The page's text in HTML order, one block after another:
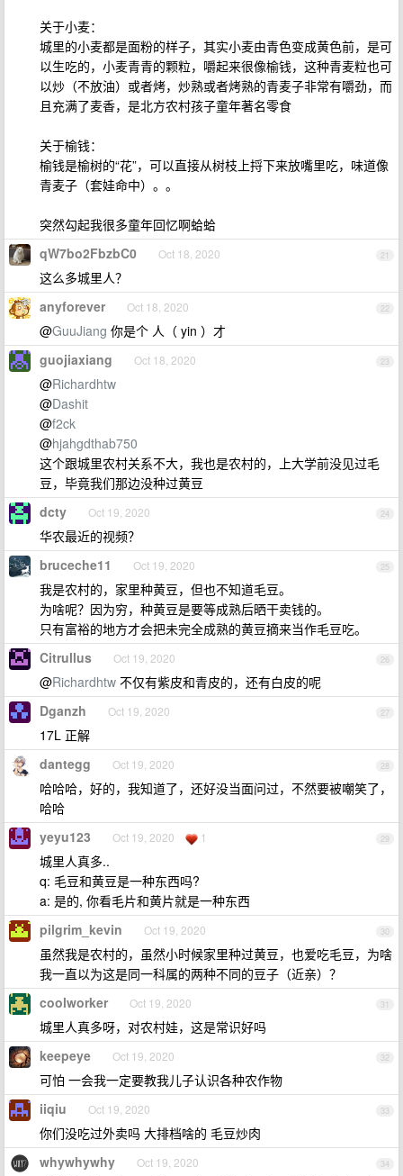
关于小麦：
城里的小麦都是面粉的样子，其实小麦由青色变成黄色前，是可
以生吃的，小麦青青的颗粒，嚼起来很像榆钱，这种青麦粒也可
以炒（不放油）或者烤，炒熟或者烤熟的青麦子非常有嚼劲，而
且充满了麦香，是北方农村孩子童年著名零食
关于榆钱：
榆钱是榆树的“花”，可以直接从树枝上捋下来放嘴里吃，味道像
青麦子（套娃命中）。。
突然勾起我很多童年回忆啊蛤蛤
21
qW7bo2FbzbC0 Oct 18, 2020
这么多城里人？
22
anyforever Oct 18, 2020
@GuuJiang 你是个 人（ yin ）才
23
guojiaxiang Oct 18, 2020
@Richardhtw
@Dashit
@f2ck
@hjahgdthab750
这个跟城里农村关系不大，我也是农村的，上大学前没见过毛
豆，毕竟我们那边没种过黄豆
24
dcty Oct 19, 2020
华农最近的视频？
25
bruceche11 Oct 19, 2020
我是农村的，家里种黄豆，但也不知道毛豆。
为啥呢？因为穷，种黄豆是要等成熟后晒干卖钱的。
只有富裕的地方才会把未完全成熟的黄豆摘来当作毛豆吃。
26
Citrullus Oct 19, 2020
@Richardhtw 不仅有紫皮和青皮的，还有白皮的呢
27
Dganzh Oct 19, 2020
17L 正解
28
dantegg Oct 19, 2020
哈哈哈，好的，我知道了，还好没当面问过，不然要被嘲笑了，
哈哈
29
yeyu123 Oct 19, 2020 1
城里人真多..
q: 毛豆和黄豆是一种东西吗?
a: 是的, 你看毛片和黄片就是一种东西
30
pilgrim_kevin Oct 19, 2020
虽然我是农村的，虽然小时候家里种过黄豆，也爱吃毛豆，为啥
我一直以为这是同一科属的两种不同的豆子（近亲）？
31
coolworker Oct 19, 2020
城里人真多呀，对农村娃，这是常识好吗
32
keepeye Oct 19, 2020
可怕 一会我一定要教我儿子认识各种农作物
33
iiqiu Oct 19, 2020
你们没吃过外卖吗 大排档啥的 毛豆炒肉
34
whywhywhy Oct 19, 2020